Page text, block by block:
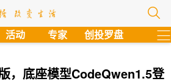
活动 专家 创投罗盘
，底座模型CodeQwen1.5登